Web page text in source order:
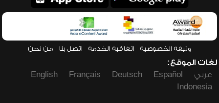
وثيقة الخصوصية اتفاقية الخدمة اتصل بنا من نحن
لغات الموقع:
عربي
Español
Deutsch
Français
English
Indonesia